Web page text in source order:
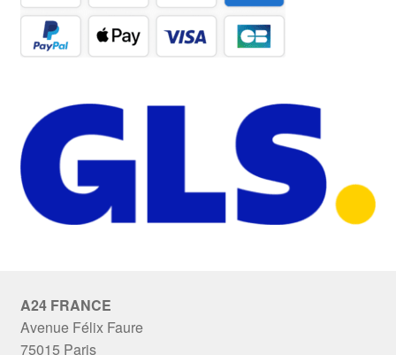
A24 FRANCE
Avenue Félix Faure
75015 Paris